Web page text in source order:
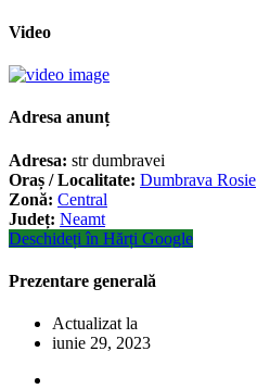
Video
Adresa anunț
Adresa: str dumbravei
Oraș / Localitate: Dumbrava Rosie
Zonă: Central
Județ: Neamt
Deschideți în Hărți Google
Prezentare generală
Actualizat la
iunie 29, 2023